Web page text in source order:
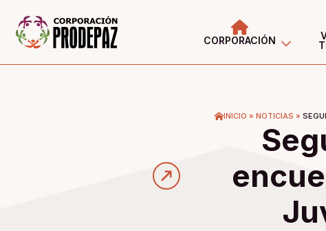
CORPORACIÓN
INICIO » NOTICIAS »